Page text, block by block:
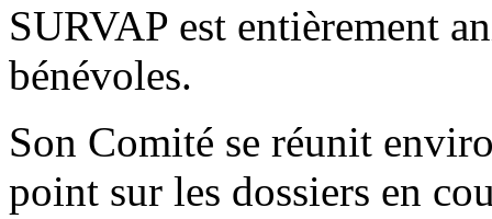
SURVAP est entièrement
bénévoles.
Son Comité se réunit
point sur les dossiers en